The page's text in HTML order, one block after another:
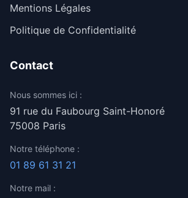
Mentions Légales
Politique de Confidentialité
Contact
Nous sommes ici :
91 rue du Faubourg Saint-Honoré
75008 Paris
Notre téléphone :
01 89 61 31 21
Notre mail :